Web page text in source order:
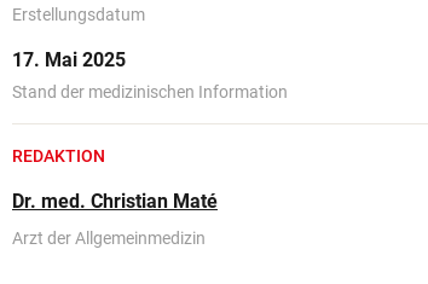
Erstellungsdatum
17. Mai 2025
Stand der medizinischen Information
REDAKTION
Dr. med. Christian Maté
Arzt der Allgemeinmedizin